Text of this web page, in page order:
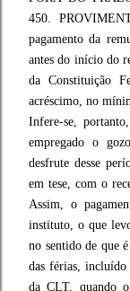
450.
pagamento da
antes do início do
da Constituição
acréscimo, no
Infere-se,
empregado o
desfrute desse
em tese, com o
Assim, o
instituto, o que
no sentido de que
das férias,
da CLT, quando